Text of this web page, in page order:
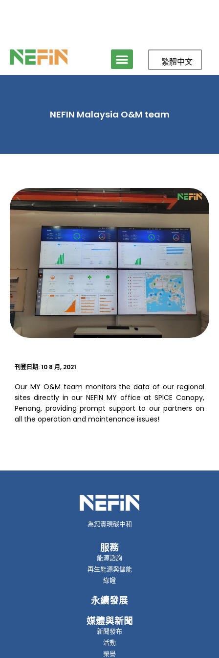
繁體中文
NEFIN Malaysia O&M team
刊登日期:10 8 月, 2021
Our MY O&M team monitors the data of our regional
sites directly in our NEFIN MY office at SPICE Canopy,
Penang, providing prompt support to our partners on
all the operation and maintenance issues!
為您實現碳中和
服務
能源諮詢
再生能源與儲能
綠證
永續發展
媒體與新聞
新聞發布
活動
榮譽